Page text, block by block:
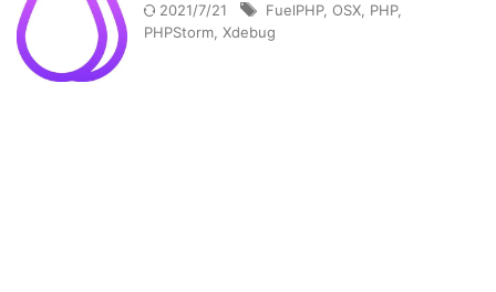
2021/7/21 FuelPHP, OSX PHP,
PHPStorm Xdebug